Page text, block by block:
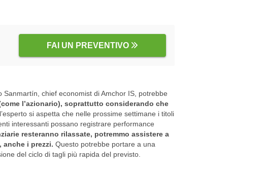
FAI UN PREVENTIVO
chief economist di Amchor IS, potrebbe
l’azionario), soprattutto considerando che
si aspetta che nelle prossime settimane i titoli
interessanti possano registrare performance
resteranno rilassate, potremmo assistere a
anche i prezzi. Questo potrebbe portare a una
del ciclo di tagli più rapida del previsto.